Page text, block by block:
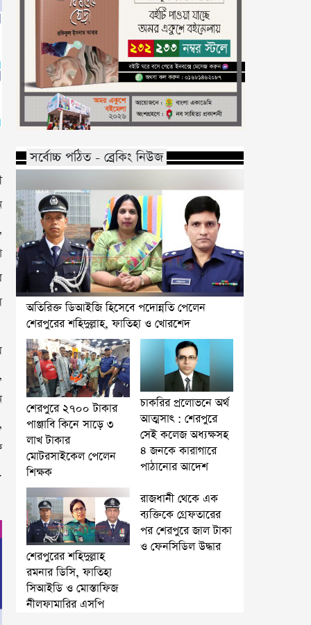
সর্বোচ্চ পঠিত - ব্রেকিং নিউজ
অতিরিক্ত ডিআইজি হিসেবে পদোন্নতি পেলেন
শেরপুরের শহিদুল্লাহ, ফাতিহা ও খোরশেদ
শেরপুরে ২৭০০ টাকার
পাঞ্জাবি কিনে সাড়ে ৩
লাখ টাকার
মোটরসাইকেল পেলেন
শিক্ষক
চাকরির প্রলোভনে অর্থ
আত্মসাৎ : শেরপুরে
সেই কলেজ অধ্যক্ষসহ
৪ জনকে কারাগারে
পাঠানোর আদেশ
শেরপুরের শহিদুল্লাহ
রমনার ডিসি, ফাতিহা
সিআইডি ও মোস্তাফিজ
নীলফামারির এসপি
রাজধানী থেকে এক
ব্যক্তিকে গ্রেফতারের
পর শেরপুরে জাল টাকা
ও ফেনসিডিল উদ্ধার